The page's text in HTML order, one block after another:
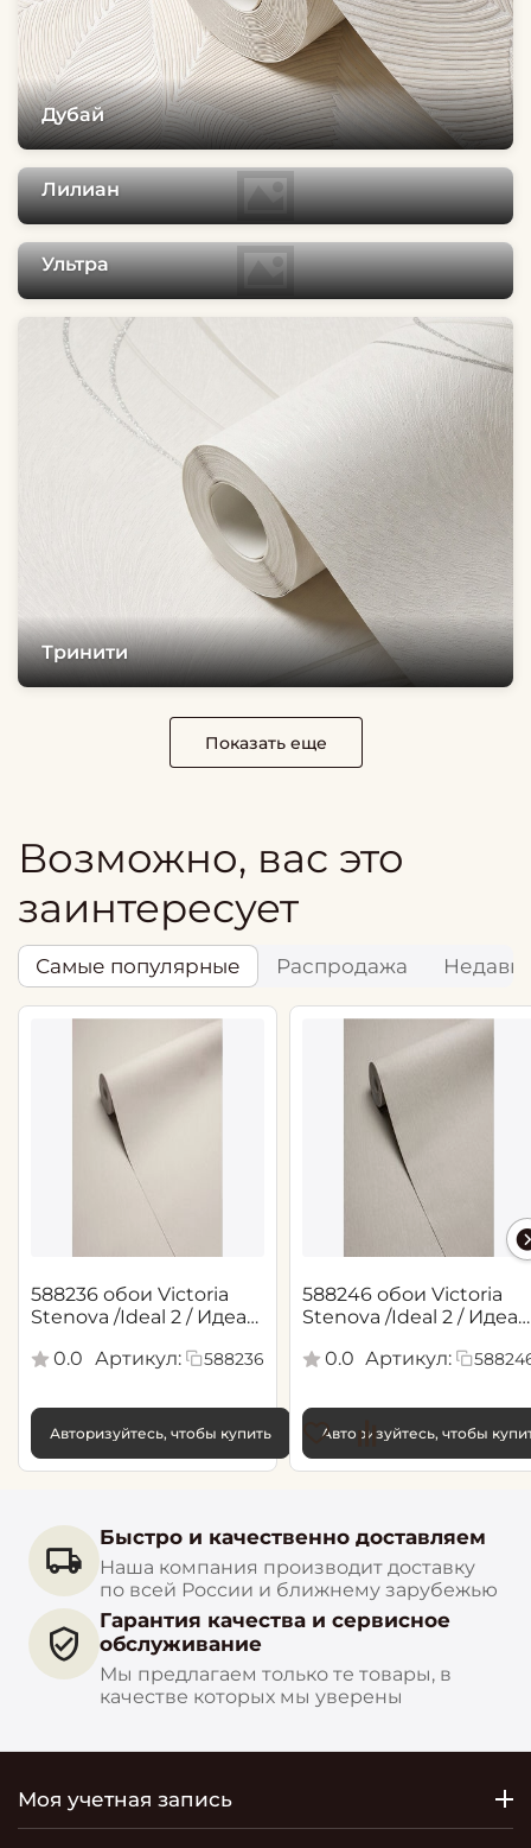
Дубай
Лилиан
Ультра
Тринити
Показать еще
Возможно, вас это
заинтересует
Самые популярные Распродажа
588236 обои Victoria
Stenova /Ideal 2 / Идеал
0.0 Артикул: 588236
Авторизуйтесь, чтобы купить
588246 обои Victoria
Stenova /Ideal 2 / Идеал
0.0 Артикул:
Авторизуйтесь, чтобы
Быстро и качественно доставляем
Наша компания производит доставку
по всей России и ближнему зарубежью
Гарантия качества и сервисное
обслуживание
Мы предлагаем только те товары, в
качестве которых мы уверены
Моя учетная запись